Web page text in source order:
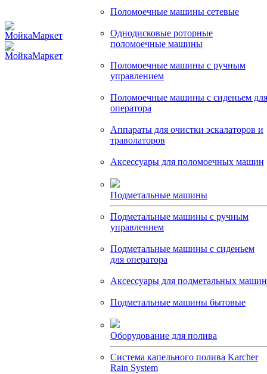
Поломоечные машины сетевые
Однодисковые роторные
поломоечные машины
Поломоечные машины с ручным
управлением
Поломоечные машины с сиденьем для
оператора
Аппараты для очистки эскалаторов и
траволаторов
Аксессуары для поломоечных машин
Подметальные машины
Подметальные машины с ручным
управлением
Подметальные машины с сиденьем
для оператора
Аксессуары для подметальных машин
Подметальные машины бытовые
Оборудование для полива
Система капельного полива Karcher
Rain System